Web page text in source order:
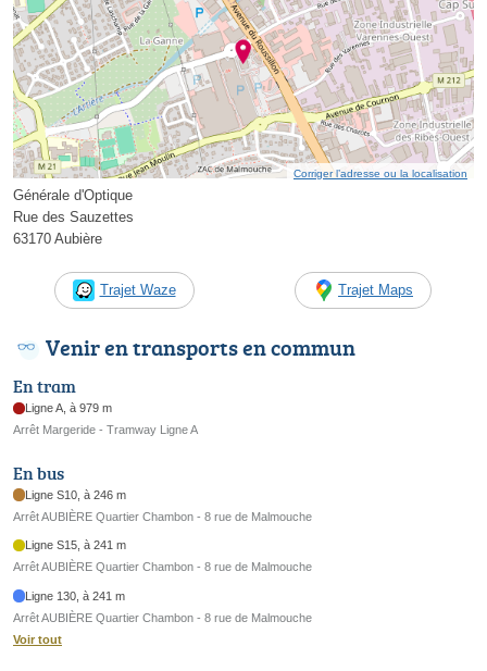
Corriger l’adresse ou la localisation
Générale d'Optique
Rue des Sauzettes
63170 Aubière
Trajet Waze Trajet Maps
Venir en transports en commun
En tram
Ligne A, à 979 m
Arrêt Margeride - Tramway Ligne A
En bus
Ligne S10, à 246 m
Arrêt AUBIÈRE Quartier Chambon - 8 rue de Malmouche
Ligne S15, à 241 m
Arrêt AUBIÈRE Quartier Chambon - 8 rue de Malmouche
Ligne 130, à 241 m
Arrêt AUBIÈRE Quartier Chambon - 8 rue de Malmouche
Voir tout